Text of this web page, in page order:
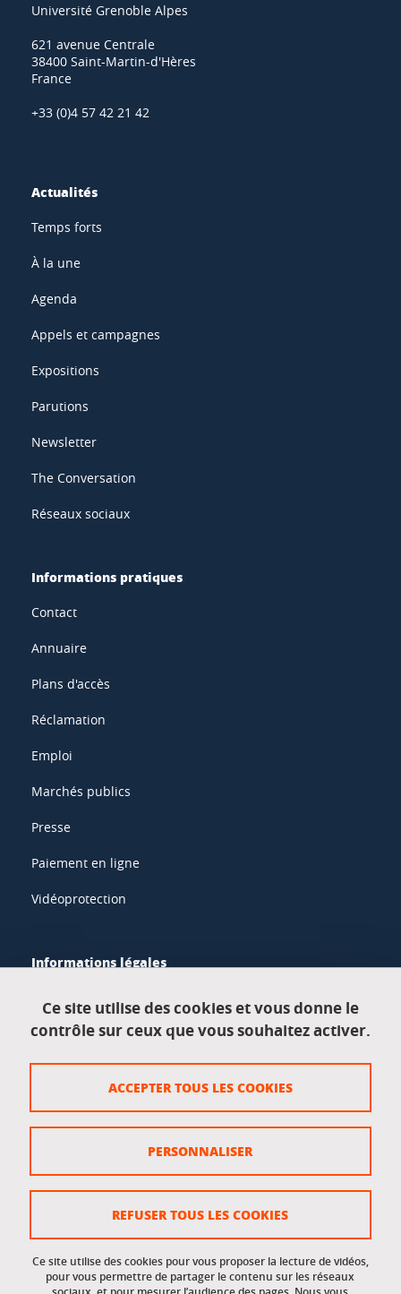
Université Grenoble Alpes
621 avenue Centrale
38400 Saint-Martin-d'Hères
France
+33 (0)4 57 42 21 42
Actualités
Temps forts
À la une
Agenda
Appels et campagnes
Expositions
Parutions
Newsletter
The Conversation
Réseaux sociaux
Informations pratiques
Contact
Annuaire
Plans d'accès
Réclamation
Emploi
Marchés publics
Presse
Paiement en ligne
Vidéoprotection
Informations légales
Données personnelles
Crédits
Gestion des cookies
Accessibilité : non conforme
Accès réservés
Ce site utilise des cookies et vous donne le
contrôle sur ceux que vous souhaitez activer.
Ce site utilise des cookies pour vous proposer la lecture de vidéos,
pour vous permettre de partager le contenu sur les réseaux
ACCEPTER TOUS LES COOKIES
REFUSER TOUS LES COOKIES
PERSONNALISER